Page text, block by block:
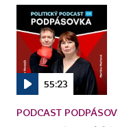
55:23
PODCAST